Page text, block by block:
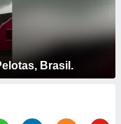
Brasil.